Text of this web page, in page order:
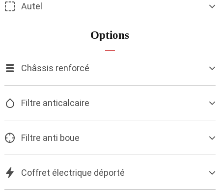
Autel
Options
Châssis renforcé
Filtre anticalcaire
Filtre anti boue
Coffret électrique déporté